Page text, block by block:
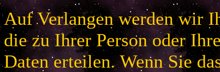
Auf Verlangen werden wir
die zu Ihrer Person oder
Daten erteilen. Wenn Sie